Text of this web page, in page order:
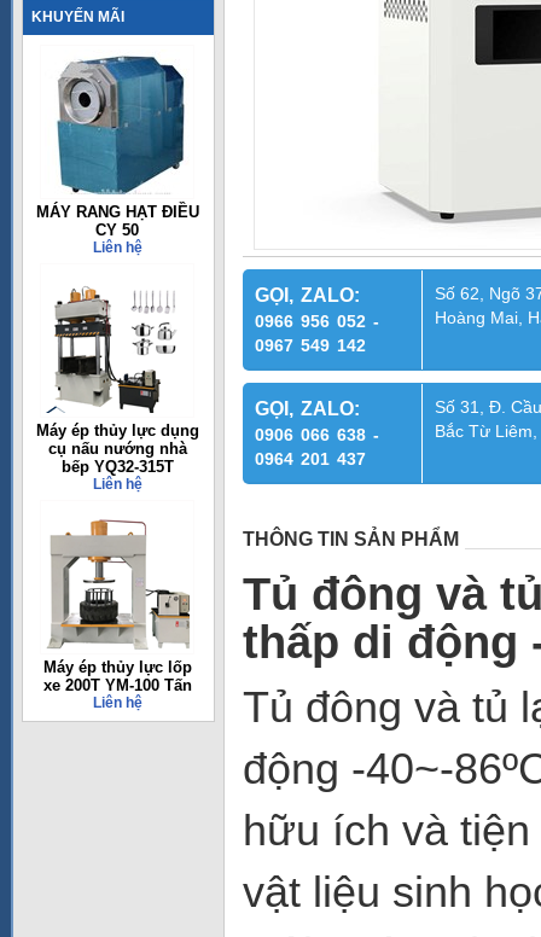
KHUYẾN MÃI
MÁY RANG HẠT ĐIỀU
CY 50
Liên hệ
Máy ép thủy lực dụng
cụ nấu nướng nhà
bếp YQ32-315T
Liên hệ
Máy ép thủy lực lốp
xe 200T YM-100 Tấn
Liên hệ
GỌI, ZALO:
0966 956 052 -
0967 549 142
Số 62, Ngõ
Hoàng Mai,
GỌI, ZALO:
0906 066 638 -
0964 201 437
Số 31, Đ.
Bắc Từ
THÔNG TIN SẢN PHẨM
Tủ đông và
thấp di động
Tủ đông và tủ
động -40~-
hữu ích và
vật liệu sinh